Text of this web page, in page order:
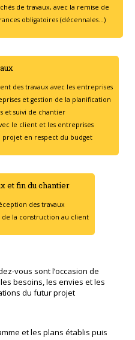
de travaux, avec la remise de
obligatoires (décennales…)
des travaux avec les entreprises
et gestion de la planification
et suivi de chantier
le client et les entreprises
projet en respect du budget
et fin du chantier
des travaux
de la construction au client
vous sont l’occasion de
besoins, les envies et les
du futur projet
et les plans établis puis